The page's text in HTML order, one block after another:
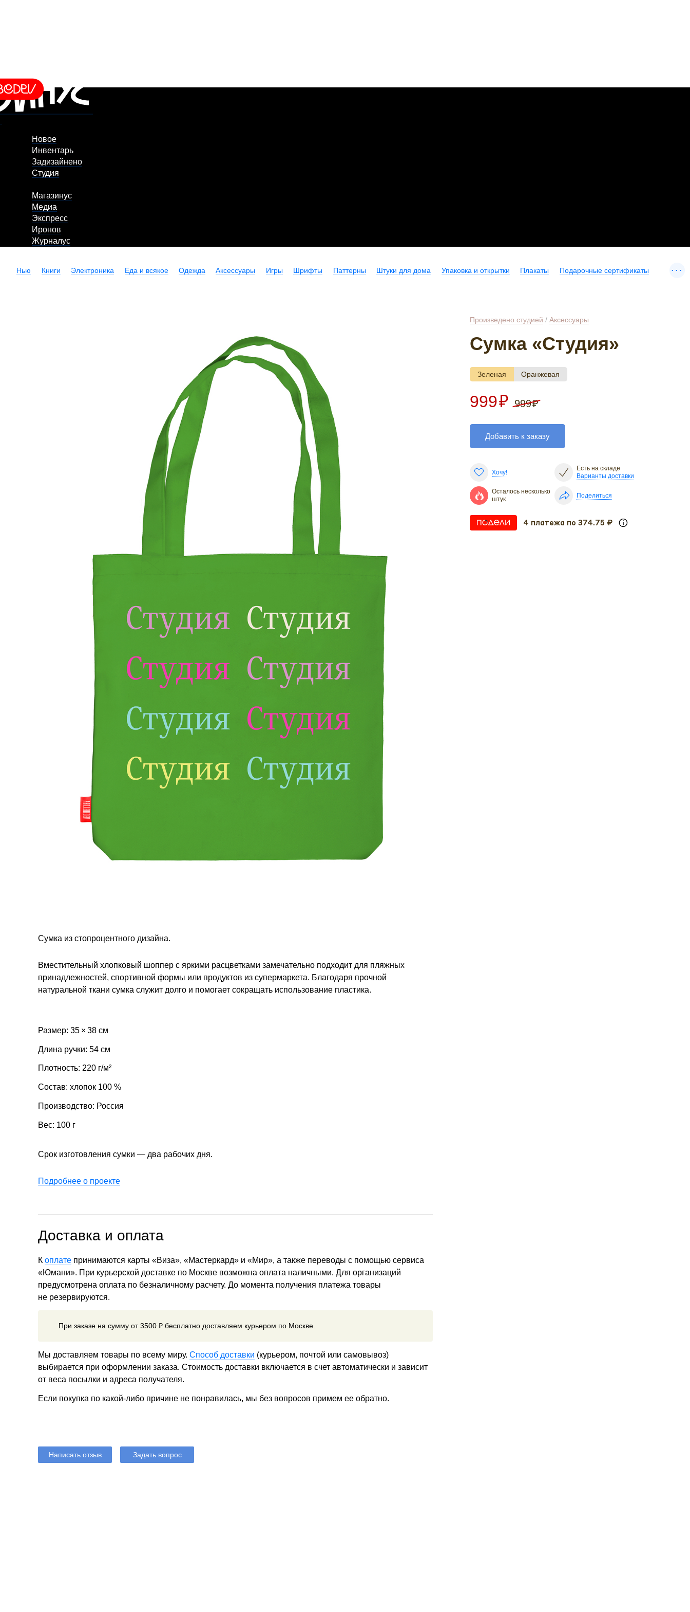
Новое
Инвентарь
Задизайнено
Студия
Магазинус
Медиа
Экспресс
Иронов
Журналус
Нью Книги Электроника Еда и всякое Одежда Аксессуары Игры Шрифты Паттерны Штуки для дома Упаковка и открытки Плакаты Подарочные сертификаты ...
Произведено студией /Аксессуары
Сумка «Студия»
Зеленая Оранжевая
999₽ 999₽
Добавить к заказу
Хочу!
Есть на складе
Варианты доставки
Осталось несколько
штук
Поделиться
4 платежа по 374.75 ₽
Сумка из стопроцентного дизайна.
Вместительный хлопковый шоппер с яркими расцветками замечательно подходит для пляжных
принадлежностей, спортивной формы или продуктов из супермаркета. Благодаря прочной
натуральной ткани сумка служит долго и помогает сокращать использование пластика.
Размер: 35 × 38 см
Длина ручки: 54 см
Плотность: 220 г/м²
Состав: хлопок 100 %
Производство: Россия
Вес: 100 г
Срок изготовления сумки — два рабочих дня.
Подробнее о проекте
Доставка и оплата
К оплате принимаются карты «Виза», «Мастеркард» и «Мир», а также переводы с помощью сервиса
«Юмани». При курьерской доставке по Москве возможна оплата наличными. Для организаций
предусмотрена оплата по безналичному расчету. До момента получения платежа товары
не резервируются.
При заказе на сумму от 3500 ₽ бесплатно доставляем курьером по Москве.
Мы доставляем товары по всему миру. Способ доставки (курьером, почтой или самовывоз)
выбирается при оформлении заказа. Стоимость доставки включается в счет автоматически и зависит
от веса посылки и адреса получателя.
Если покупка по какой-либо причине не понравилась, мы без вопросов примем ее обратно.
Написать отзыв Задать вопрос